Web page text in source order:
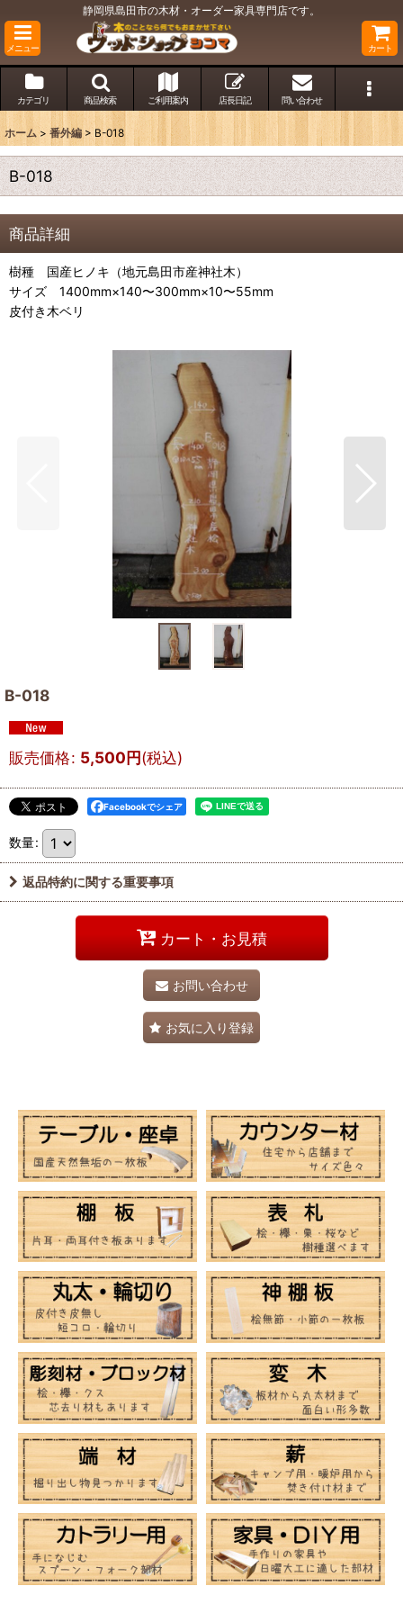
静岡県島田市の木材・オーダー家具専門店です。
メニュー カート
カテゴリ 商品検索 ご利用案内 店長日記 問い合わせ
ホーム > 番外編 > B-018
B-018
商品詳細
樹種 国産ヒノキ（地元島田市産神社木）
サイズ 1400mm×140〜300mm×10〜55mm
皮付き木ベリ
B-018
販売価格: 5,500円(税込)
Facebookでシェア
数量:
返品特約に関する重要事項
カート・お見積
お問い合わせ
お気に入り登録